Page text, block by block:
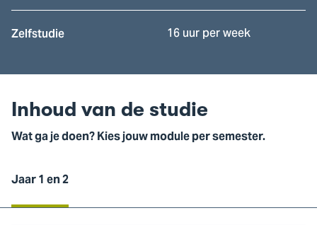
Zelfstudie 16 uur per week
Inhoud van de studie
Wat ga je doen? Kies jouw module per semester.
Jaar 1 en 2